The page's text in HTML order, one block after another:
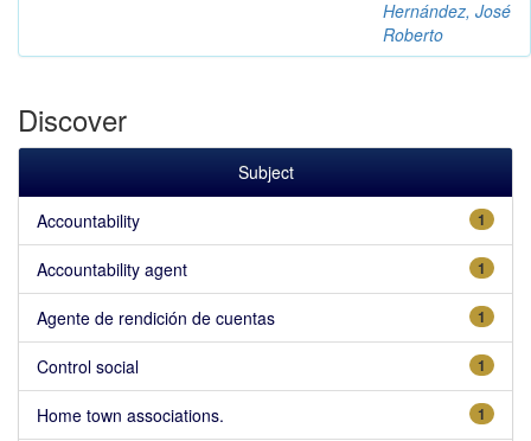
Hernández, José
Roberto
Discover
Subject
1
Accountability
1
Accountability agent
1
Agente de rendición de cuentas
1
Control social
1
Home town associations.